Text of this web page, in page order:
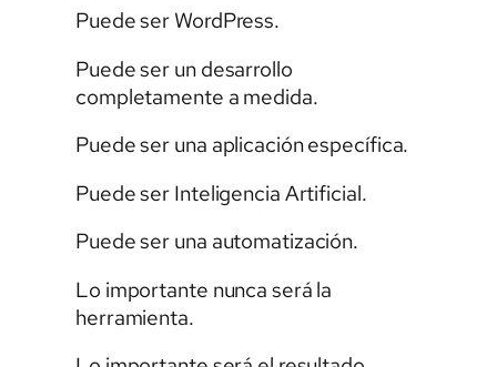
Puede ser WordPress.
Puede ser un desarrollo
completamente a medida.
Puede ser una aplicación específica.
Puede ser Inteligencia Artificial.
Puede ser una automatización.
Lo importante nunca será la
herramienta.